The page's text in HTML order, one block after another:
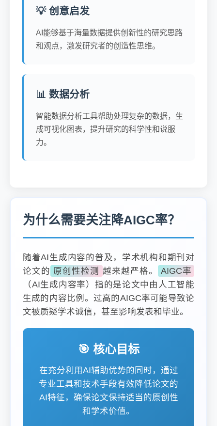
💡 创意启发
AI能够基于海量数据提供创新性的研究思路
和观点，激发研究者的创造性思维。
📊 数据分析
智能数据分析工具帮助处理复杂的数据，生
成可视化图表，提升研究的科学性和说服
力。
为什么需要关注降AIGC率？
随着AI生成内容的普及，学术机构和期刊对
论文的 原创性检测 越来越严格。
AIGC率
（AI生成内容率）指的是论文中由人工智能
生成的内容比例。过高的AIGC率可能导致论
文被质疑学术诚信，甚至影响发表和毕业。
🎯 核心目标
在充分利用AI辅助优势的同时，通过
专业工具和技术手段有效降低论文的
AI特征，确保论文保持适当的原创性
和学术价值。